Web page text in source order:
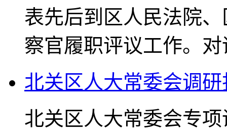
表先后到区人民法院
察官履职评议工作。
北关区人大常委会调
北关区人大常委会专